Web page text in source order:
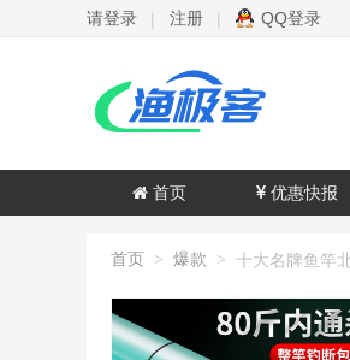
请登录 | 注册 | QQ登录
首页 优惠快报
首页 > 爆款 >